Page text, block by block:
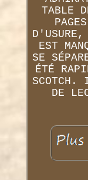
TABLE
EST
SE
ÉTÉ
SCOTCH.
DE